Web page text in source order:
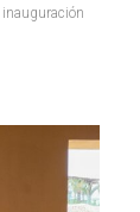
inauguración